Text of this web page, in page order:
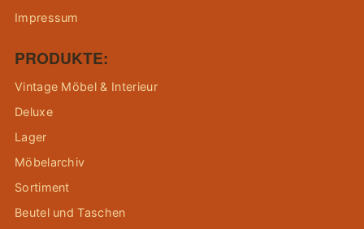
Impressum
PRODUKTE:
Vintage Möbel & Interieur
Deluxe
Lager
Möbelarchiv
Sortiment
Beutel und Taschen